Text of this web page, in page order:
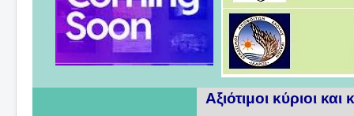
Αξιότιμοι κύριοι